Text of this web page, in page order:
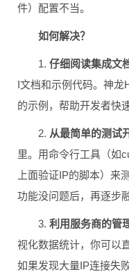
件）配置不当。
如何解决？
1. 仔细阅读集成文
I文档和示例代码。神龙
的示例，帮助开发者快
2. 从最简单的测试
里。用命令行工具（如
上面验证IP的脚本）来
功能没问题后，再逐步
3. 利用服务商的管
视化数据统计，你可以
如果发现大量IP连接失